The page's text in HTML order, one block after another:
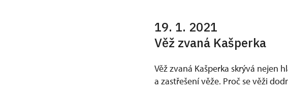
19. 1. 2021
Věž zvaná Kašperka
Věž zvaná Kašperka skrývá nejen
a zastřešení věže. Proč se věži